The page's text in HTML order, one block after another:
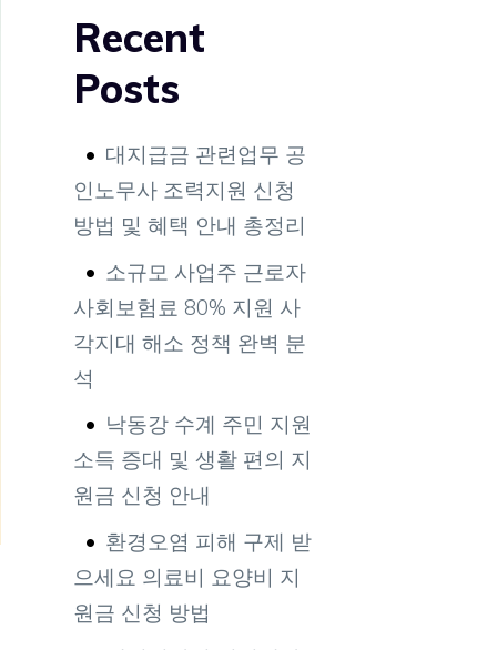
Recent
Posts
대지급금 관련업무 공
인노무사 조력지원 신청
방법 및 혜택 안내 총정리
소규모 사업주 근로자
사회보험료 80% 지원 사
각지대 해소 정책 완벽 분
석
낙동강 수계 주민 지원
소득 증대 및 생활 편의 지
원금 신청 안내
환경오염 피해 구제 받
으세요 의료비 요양비 지
원금 신청 방법